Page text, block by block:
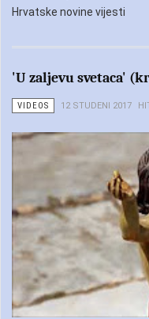
Hrvatske novine vijesti
'U zaljevu svetaca'
VIDEOS 12 STUDENI 2017